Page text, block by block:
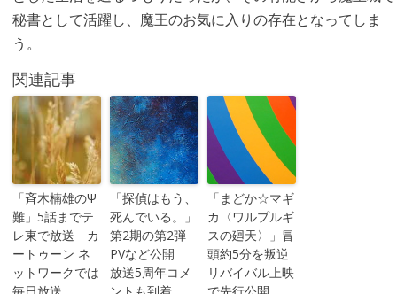
秘書として活躍し、魔王のお気に入りの存在となってしま
う。
関連記事
「斉木楠雄のΨ
難」5話までテ
レ東で放送 カ
ートゥーン ネ
ットワークでは
「探偵はもう、
死んでいる。」
第2期の第2弾
PVなど公開
放送5周年コメ
「まどか☆マギ
カ〈ワルプルギ
スの廻天〉」冒
頭約5分を叛逆
リバイバル上映